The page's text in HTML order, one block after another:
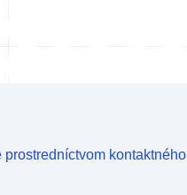
kontaktného